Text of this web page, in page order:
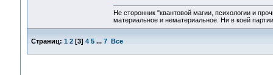
Не сторонник "квантовой магии, психологии и
материальное и нематериальное. Ни в коей
Страниц: 1 2[3] 4 5 ... 7 Все